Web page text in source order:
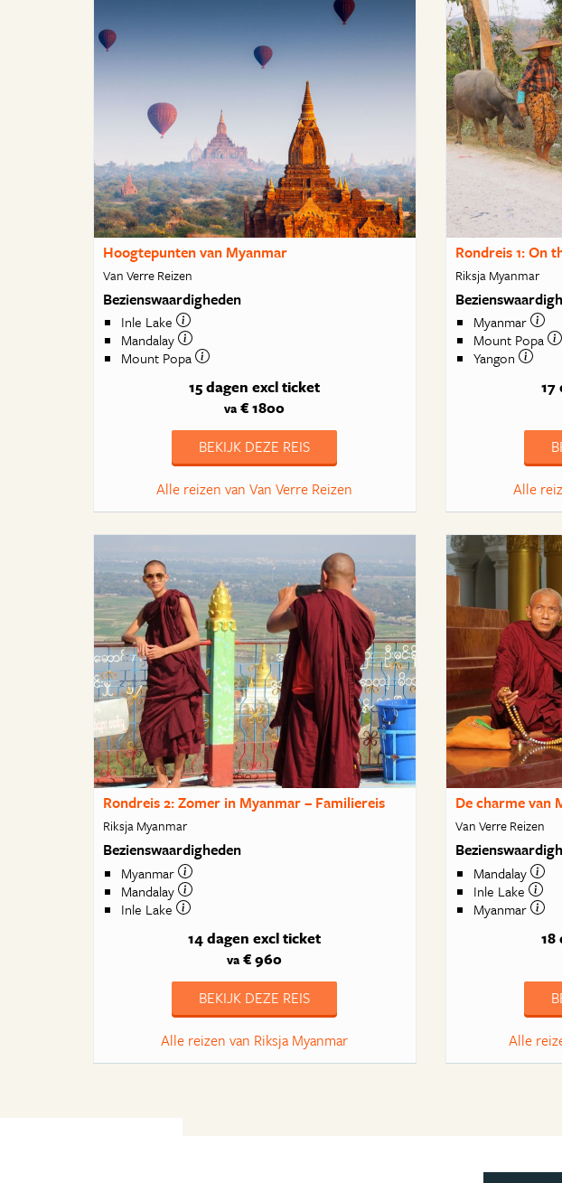
Hoogtepunten van Myanmar
Van Verre Reizen
Bezienswaardigheden
Inle Lake
Mandalay
Mount Popa
15 dagen excl ticket
va € 1800
BEKIJK DEZE REIS
Alle reizen van Van Verre Reizen
Rondreis 1: On
Riksja Myanmar
Myanmar
Mount Popa
Yangon
17
Alle
Rondreis 2: Zomer in Myanmar – Familiereis
Riksja Myanmar
Bezienswaardigheden
Myanmar
Mandalay
Inle Lake
14 dagen excl ticket
va € 960
BEKIJK DEZE REIS
Alle reizen van Riksja Myanmar
De charme van
Van Verre Reizen
Mandalay
Inle Lake
Myanmar
18
Alle